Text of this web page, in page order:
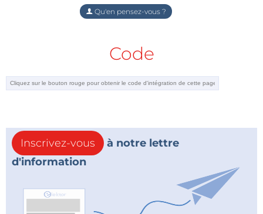
Qu'en pensez-vous ?
Code
Inscrivez-vous
à notre lettre
d'information